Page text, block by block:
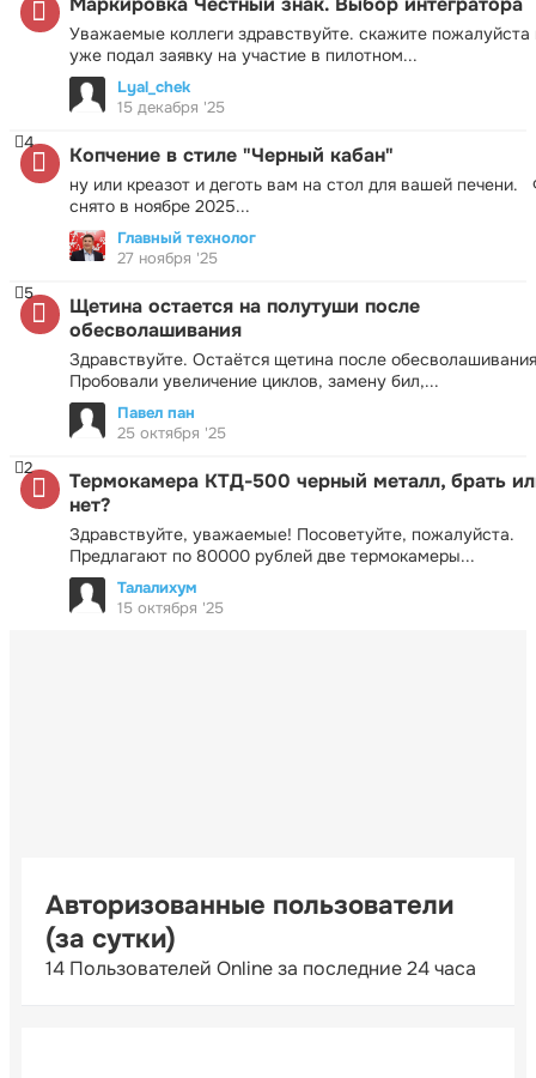
Уважаемые коллеги здравствуйте. скажите пожалуйста
уже подал заявку на участие в пилотном...
Lyal_chek
15 декабря '25
Копчение в стиле "Черный кабан"
ну или креазот и деготь вам на стол для вашей печени.
снято в ноябре 2025...
4
Главный технолог
27 ноября '25
Щетина остается на полутуши после
обесволашивания
Здравствуйте. Остаётся щетина после
Пробовали увеличение циклов, замену бил,...
5
Павел пан
25 октября '25
Термокамера КТД-500 черный металл, брать
нет?
Здравствуйте, уважаемые! Посоветуйте, пожалуйста.
Предлагают по 80000 рублей две термокамеры...
2
Талалихум
15 октября '25
Авторизованные пользователи
(за сутки)
14 Пользователей Online за последние 24 часа